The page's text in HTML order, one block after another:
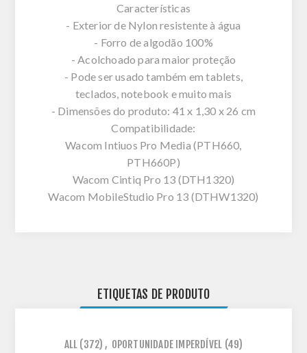
Características
- Exterior de Nylon resistente à água
- Forro de algodão 100%
- Acolchoado para maior proteção
- Pode ser usado também em tablets,
teclados, notebook e muito mais
- Dimensões do produto: 41 x 1,30 x 26 cm
Compatibilidade:
Wacom Intiuos Pro Media (PTH660,
PTH660P)
Wacom Cintiq Pro 13 (DTH1320)
Wacom MobileStudio Pro 13 (DTHW1320)
ETIQUETAS DE PRODUTO
ALL (372) , OPORTUNIDADE IMPERDÍVEL (49)